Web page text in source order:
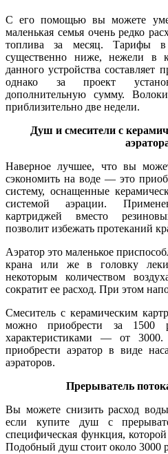
С его помощью вы можете
маленькая семья очень редко
топлива за месяц. Тарифы в
существенно ниже, нежели в
данного устройства составляет
однако за проект
дополнительную сумму.
приблизительно две недели.
Душ и смесители с
Наверное лучшее, что вы
сэкономить на воде — это
систему, оснащенные
системой аэрации.
картриджей вместо
позволит избежать протеканий
Аэратор это маленькое
крана или же в головку
некоторым количеством
сократит ее расход. При этом
Смеситель с керамическим
можно приобрести за
характеристиками — от
приобрести аэратор в виде
аэраторов.
Прерыватель
Вы можете снизить расход
если купите душ с
специфическая функция, которой
Подобный душ стоит около 3000